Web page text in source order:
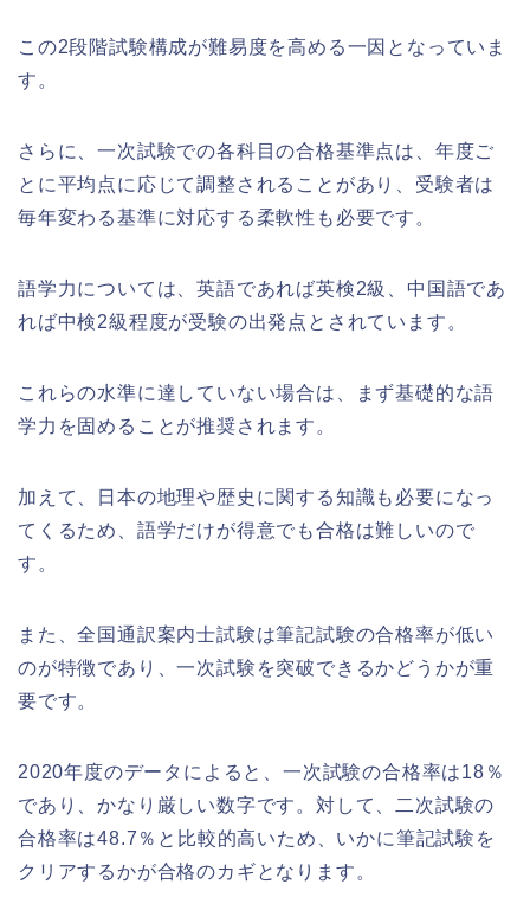
この2段階試験構成が難易度を高める一因となっていま
す。
さらに、一次試験での各科目の合格基準点は、年度ご
とに平均点に応じて調整されることがあり、受験者は
毎年変わる基準に対応する柔軟性も必要です。
語学力については、英語であれば英検2級、中国語であ
れば中検2級程度が受験の出発点とされています。
これらの水準に達していない場合は、まず基礎的な語
学力を固めることが推奨されます。
加えて、日本の地理や歴史に関する知識も必要になっ
てくるため、語学だけが得意でも合格は難しいので
す。
また、全国通訳案内士試験は筆記試験の合格率が低い
のが特徴であり、一次試験を突破できるかどうかが重
要です。
2020年度のデータによると、一次試験の合格率は18％
であり、かなり厳しい数字です。対して、二次試験の
合格率は48.7％と比較的高いため、いかに筆記試験を
クリアするかが合格のカギとなります。